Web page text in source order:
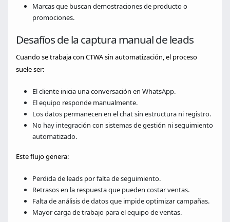
Marcas que buscan demostraciones de producto o
promociones.
Desafíos de la captura manual de leads
Cuando se trabaja con CTWA sin automatización, el proceso
suele ser:
El cliente inicia una conversación en WhatsApp.
El equipo responde manualmente.
Los datos permanecen en el chat sin estructura ni registro.
No hay integración con sistemas de gestión ni seguimiento
automatizado.
Este flujo genera:
Perdida de leads por falta de seguimiento.
Retrasos en la respuesta que pueden costar ventas.
Falta de análisis de datos que impide optimizar campañas.
Mayor carga de trabajo para el equipo de ventas.